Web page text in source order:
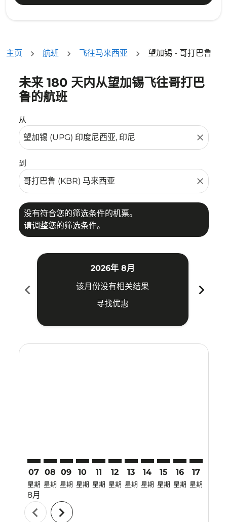
主页 航班 飞往马来西亚 望加锡 - 哥打巴鲁
未来 180 天内从望加锡飞往哥打巴
鲁的航班
从
close
到
close
没有符合您的筛选条件的机票。
请调整您的筛选条件。
没有符合您的筛选条件的机票。请调整您的筛选条件。
chevron_left
2026年 8月
该月份没有相关结果
寻找优惠
chevron_right
07
星期
8月
08
星期
09
星期
10
星期
11
星期
12
星期
13
星期
14
星期
15
星期
16
星期
17
星期
chevron_left chevron_right